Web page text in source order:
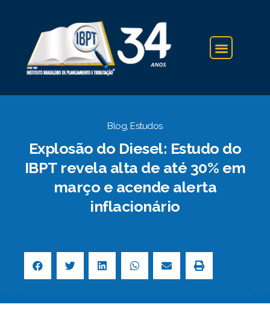
Blog,Estudos
Explosão do Diesel: Estudo do
IBPT revela alta de até 30% em
março e acende alerta
inflacionário